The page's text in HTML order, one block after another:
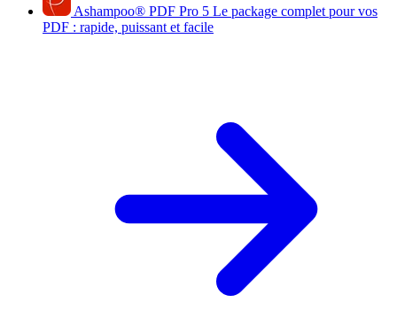
Ashampoo® PDF Pro 5 Le package complet pour vos
PDF : rapide, puissant et facile